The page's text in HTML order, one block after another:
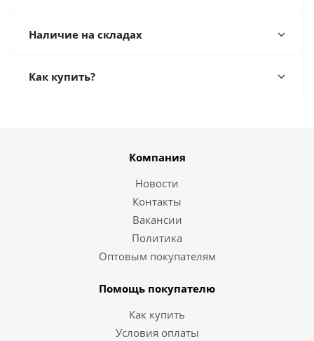
Наличие на складах
Как купить?
Компания
Новости
Контакты
Вакансии
Политика
Оптовым покупателям
Помощь покупателю
Как купить
Условия оплаты